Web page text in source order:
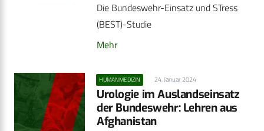
Die Bundeswehr-Einsatz und STress
(BEST)-Studie
Mehr
HUMANMEDIZIN 24. Januar 2024
Urologie im Auslandseinsatz
der Bundeswehr: Lehren aus
Afghanistan